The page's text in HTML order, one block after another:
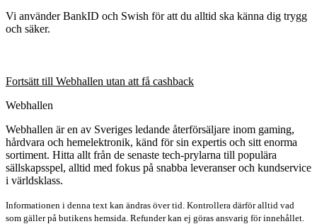
Vi använder BankID och Swish för att du alltid ska känna dig trygg
och säker.
Fortsätt till Webhallen utan att få cashback
Webhallen
Webhallen är en av Sveriges ledande återförsäljare inom gaming,
hårdvara och hemelektronik, känd för sin expertis och sitt enorma
sortiment. Hitta allt från de senaste tech-prylarna till populära
sällskapsspel, alltid med fokus på snabba leveranser och kundservice
i världsklass.
Informationen i denna text kan ändras över tid. Kontrollera därför alltid vad
som gäller på butikens hemsida. Refunder kan ej göras ansvarig för innehållet.